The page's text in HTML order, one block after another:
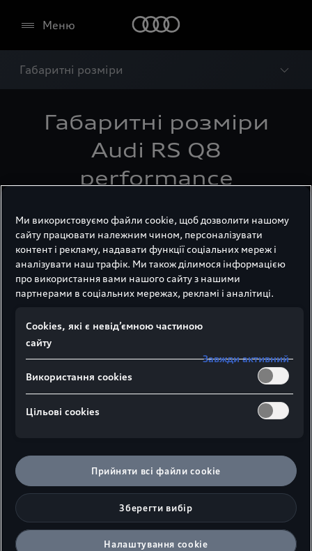
Меню
Габаритні розміри
Габаритні розміри
Audi RS Q8
performance
Вид
¹Ширина плечового простору
²Ширина ліктьового простору
³Максимальна висота над головою
⁴Висота автомобіля з антеною на даху
Ми використовуємо файли cookie, щоб дозволити нашому
сайту працювати належним чином, персоналізувати
контент і рекламу, надавати функції соціальних мереж і
аналізувати наш трафік. Ми також ділимося інформацією
про використання вами нашого сайту з нашими
партнерами в соціальних мережах, рекламі і аналітиці.
Сookies, які є невід’ємною частиною
сайту
Завжди активний
Використання cookies
Цільові сookies
Прийняти всі файли сookie
Зберегти вибір
Налаштування cookie